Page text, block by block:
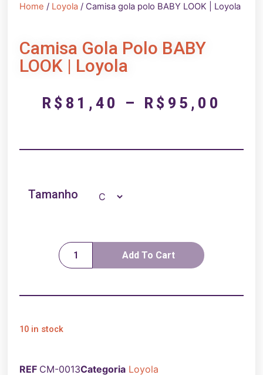
Home / Loyola / Camisa gola polo BABY LOOK | Loyola
Camisa Gola Polo BABY
LOOK | Loyola
R$ 81,40 – R$ 95,00
Tamanho
Add To Cart
10 in stock
REF CM-0013Categoria Loyola